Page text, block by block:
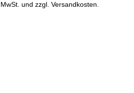
und zzgl. Versandkosten.